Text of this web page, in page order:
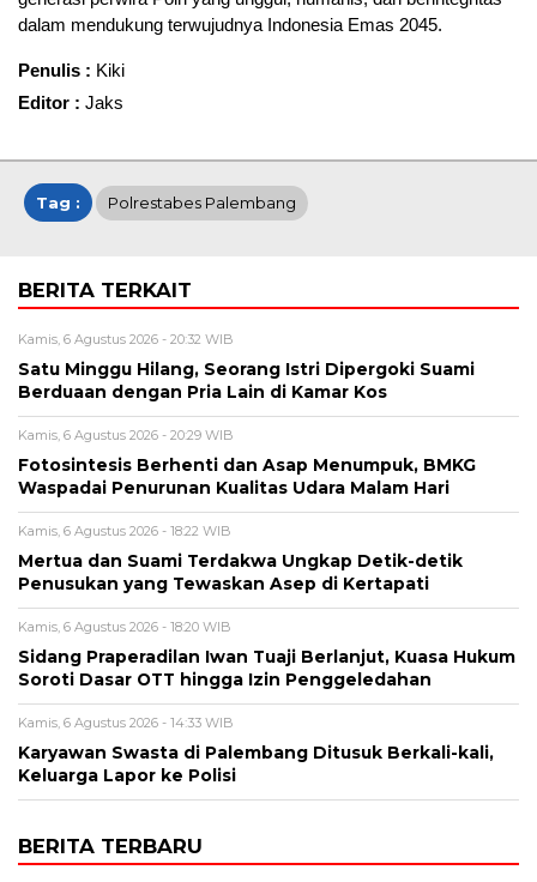
dalam mendukung terwujudnya Indonesia Emas 2045.
Penulis : Kiki
Editor : Jaks
Tag : Polrestabes Palembang
BERITA TERKAIT
Kamis, 6 Agustus 2026 - 20:32 WIB
Satu Minggu Hilang, Seorang Istri Dipergoki Suami
Berduaan dengan Pria Lain di Kamar Kos
Kamis, 6 Agustus 2026 - 20:29 WIB
Fotosintesis Berhenti dan Asap Menumpuk, BMKG
Waspadai Penurunan Kualitas Udara Malam Hari
Kamis, 6 Agustus 2026 - 18:22 WIB
Mertua dan Suami Terdakwa Ungkap Detik-detik
Penusukan yang Tewaskan Asep di Kertapati
Kamis, 6 Agustus 2026 - 18:20 WIB
Sidang Praperadilan Iwan Tuaji Berlanjut, Kuasa Hukum
Soroti Dasar OTT hingga Izin Penggeledahan
Kamis, 6 Agustus 2026 - 14:33 WIB
Karyawan Swasta di Palembang Ditusuk Berkali-kali,
Keluarga Lapor ke Polisi
BERITA TERBARU